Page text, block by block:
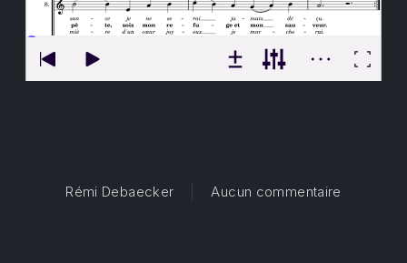
Rémi Debaecker Aucun commentaire